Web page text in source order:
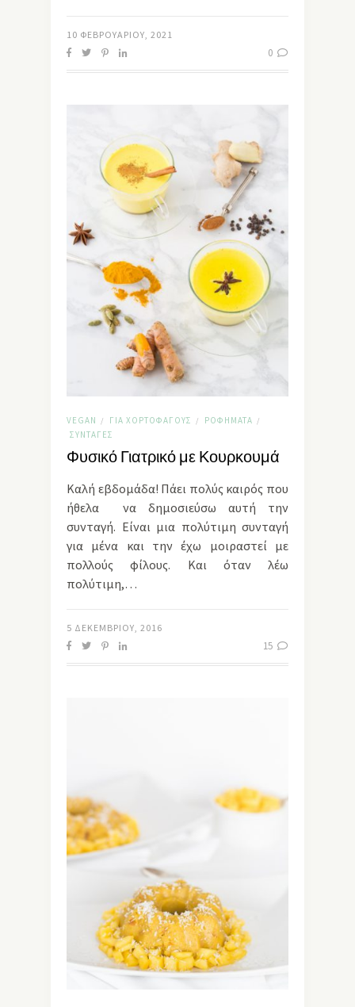
10 ΦΕΒΡΟΥΑΡΊΟΥ, 2021
0
VEGAN / ΓΙΑ ΧΟΡΤΟΦΆΓΟΥΣ / ΡΟΦΉΜΑΤΑ /
ΣΥΝΤΑΓΈΣ
Φυσικό Γιατρικό με Κουρκουμά
Καλή εβδομάδα! Πάει πολύς καιρός που
ήθελα να δημοσιεύσω αυτή την
συνταγή. Είναι μια πολύτιμη συνταγή
για μένα και την έχω μοιραστεί με
πολλούς φίλους. Και όταν λέω
πολύτιμη,…
5 ΔΕΚΕΜΒΡΊΟΥ, 2016
15